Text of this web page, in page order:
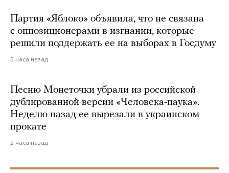
Партия «Яблоко» объявила, что не связана
с оппозиционерами в изгнании, которые
решили поддержать ее на выборах в Госдуму
3 часа назад
Песню Монеточки убрали из российской
дублированной версии «Человека-паука».
Неделю назад ее вырезали в украинском
прокате
2 часа назад